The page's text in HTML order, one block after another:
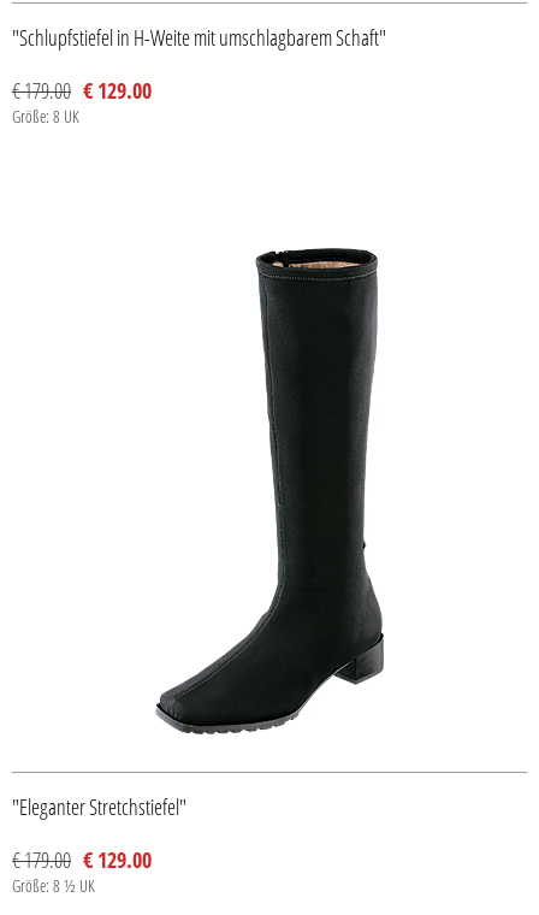
"Schlupfstiefel in H-Weite mit umschlagbarem Schaft"
€ 179.00 € 129.00
Größe: 8 UK
"Eleganter Stretchstiefel"
€ 179.00 € 129.00
Größe: 8 ½ UK